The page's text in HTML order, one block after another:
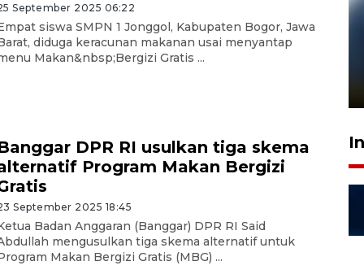
September 2025 06:22
siswa SMPN 1 Jonggol, Kabupaten Bogor, Jawa
diduga keracunan makanan usai menyantap
Makan&nbsp;Bergizi Gratis ...
DPR RI usulkan tiga skema
Program Makan Bergizi
September 2025 18:45
Badan Anggaran (Banggar) DPR RI Said
mengusulkan tiga skema alternatif untuk
Makan Bergizi Gratis (MBG) ...
Pelanggan Filaha Farm setia
sampai 8 tahan?